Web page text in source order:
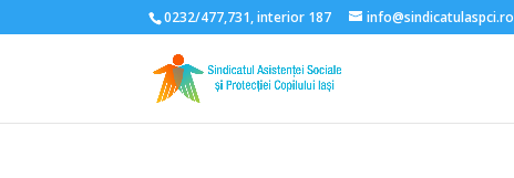
0232/477,731, interior 187 info@sindicatulaspci.ro